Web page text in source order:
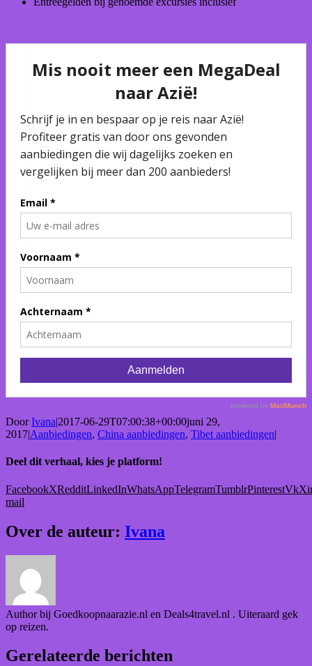
DoorIvana|2017-06-29T07:00:38+00:00juni 29,
2017|Aanbiedingen, China aanbiedingen, Tibet aanbiedingen|
Deel dit verhaal, kies je platform!
FacebookXRedditLinkedInWhatsAppTelegramTumblrPinterestVk
mail
Over de auteur: Ivana
Author bij Goedkoopnaarazie.nl en Deals4travel.nl . Uiteraard gek
op reizen.
Gerelateerde berichten